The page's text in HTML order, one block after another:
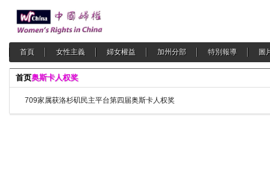
首頁 女性主義 婦女權益 加州分部 特別報導 圖
首页奥斯卡人权奖
709家属获洛杉矶民主平台第四届奥斯卡人权奖